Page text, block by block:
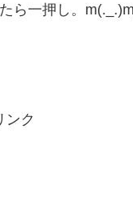
一押し。
ンク